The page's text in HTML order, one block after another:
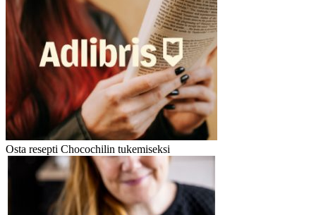
Osta resepti Chocochilin tukemiseksi